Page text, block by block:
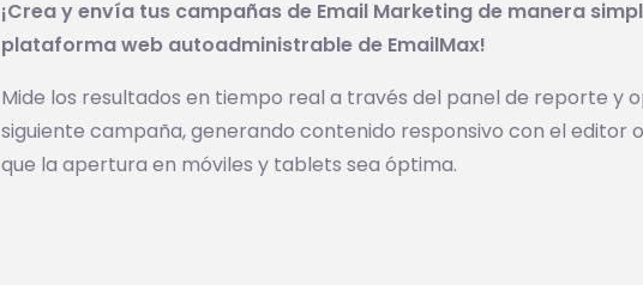
¡Crea y envía tus campañas de Email Marketing de manera
plataforma web autoadministrable de EmailMax!
Mide­ los resultados en tiempo real a través del panel de reporte y
siguiente campaña, generando contenido responsivo con el editor
que la apertura en móviles y tablets sea óptima.